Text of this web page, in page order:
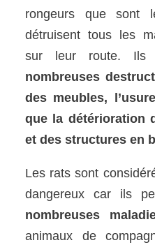
rongeurs que sont
détruisent tous les
sur leur route. Ils
nombreuses
des meubles,
que la détérioration
et des structures en
Les rats sont
dangereux car ils
nombreuses
animaux de